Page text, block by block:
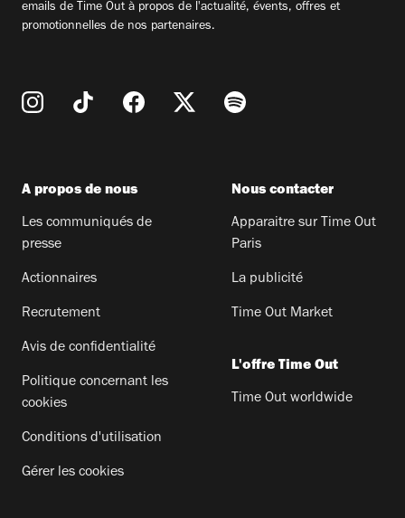
emails de Time Out à propos de l'actualité, évents, offres et
promotionnelles de nos partenaires.
A propos de nous
Les communiqués de
presse
Actionnaires
Recrutement
Avis de confidentialité
Politique concernant les
cookies
Conditions d'utilisation
Gérer les cookies
Nous contacter
Apparaitre sur Time Out
Paris
La publicité
Time Out Market
L'offre Time Out
Time Out worldwide